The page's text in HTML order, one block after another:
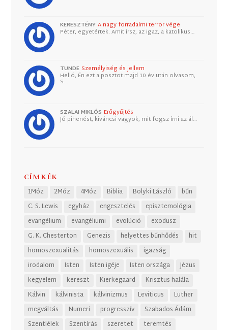
KERESZTÉNY A nagy forradalmi terror vége
Péter, egyetértek. Amit írsz, az igaz, a katolikus…
TUNDE Személyiség és jellem
Helló, Én ezt a posztot majd 10 év után olvasom,
S…
SZALAI MIKLÓS Erőgyűjtés
Jó pihenést, kiváncsi vagyok, mit fogsz írni az ál…
CÍMKÉK
1Móz 2Móz 4Móz Biblia Bolyki László
bűn
C. S. Lewis
egyház engesztelés
episztemológia
evangélium
evangéliumi evolúció
exodusz
G. K. Chesterton
Genezis helyettes bűnhődés
hit
homoszexualitás
homoszexuális
igazság
irodalom
Isten Isten igéje Isten országa
Jézus
kegyelem
kereszt Kierkegaard
Krisztus halála
Kálvin
kálvinista kálvinizmus Leviticus
Luther
megváltás
Numeri progresszív
Szabados Ádám
Szentlélek
Szentírás szeretet teremtés